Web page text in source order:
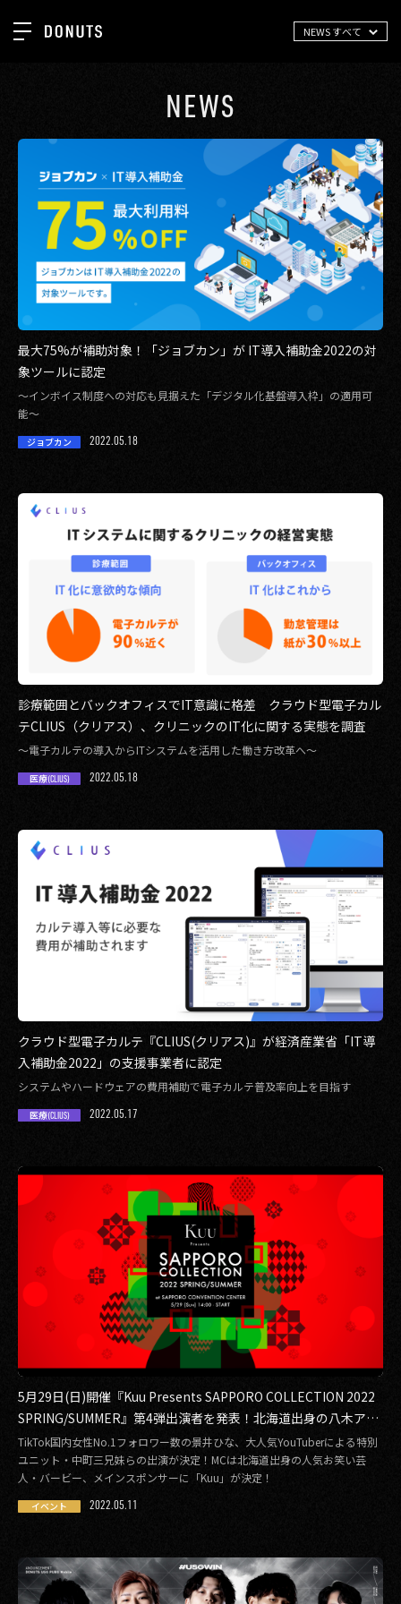
NEWS すべて
お知らせ
ゲーム
ミクチャ
医療(CLIUS)
出版メディア
美少女図鑑
イベント
タテドラ
2026
2025
2021
2020
2019
2017
2015
2014
2013
2012
2011
ABOUT
SERVICES
GROUP
RECRUIT
CONTACT
PRIVACY POLICY
NEWS
最大75%が補助対象！「ジョブカン」が IT導入補助金2022の対
象ツールに認定
〜インボイス制度への対応も見据えた「デジタル化基盤導入枠」の適用可
能〜
ジョブカン 2022.05.18
診療範囲とバックオフィスでIT意識に格差 クラウド型電子カル
テCLIUS（クリアス）、クリニックのIT化に関する実態を調査
​​～電子カルテの導入からITシステムを活用した働き方改革へ～
医療(CLIUS) 2022.05.18
クラウド型電子カルテ『CLIUS(クリアス)』が経済産業省「IT導
入補助金2022」の支援事業者に認定
システムやハードウェアの費用補助で電子カルテ普及率向上を目指す
医療(CLIUS) 2022.05.17
5月29日(日)開催『Kuu Presents SAPPORO COLLECTION 2022
SPRING/SUMMER』第4弾出演者を発表！北海道出身の八木アリ
サら豪華出演者が続々決定！
TikTok国内女性No.1フォロワー数の景井ひな、大人気YouTuberによる特別
ユニット・中町三兄妹らの出演が決定！MCは北海道出身の人気お笑い芸
人・バービー、メインスポンサーに「Kuu」が決定！
イベント 2022.05.11